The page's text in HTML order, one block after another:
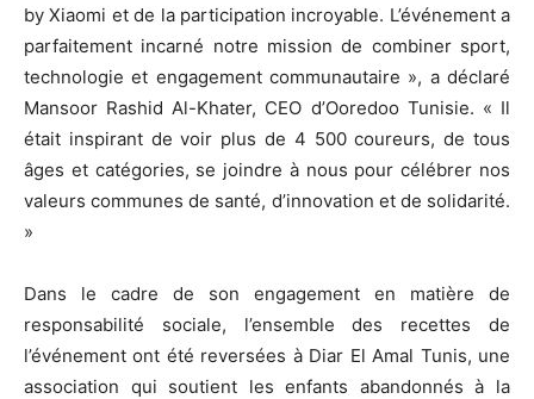
by Xiaomi et de la participation incroyable. L’événement a
parfaitement incarné notre mission de combiner sport,
technologie et engagement communautaire », a déclaré
Mansoor Rashid Al-Khater, CEO d’Ooredoo Tunisie. « Il
était inspirant de voir plus de 4 500 coureurs, de tous
âges et catégories, se joindre à nous pour célébrer nos
valeurs communes de santé, d’innovation et de solidarité.
»
Dans le cadre de son engagement en matière de
responsabilité sociale, l’ensemble des recettes de
l’événement ont été reversées à Diar El Amal Tunis, une
association qui soutient les enfants abandonnés à la